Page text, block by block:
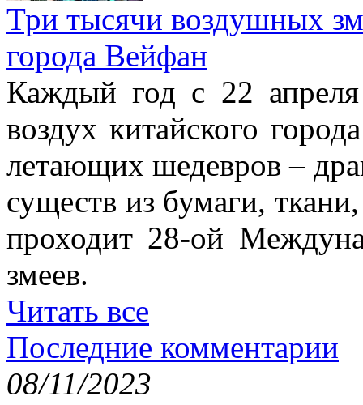
Три тысячи воздушных
города Вейфан
Каждый год с 22
воздух китайского
летающих шедевров –
существ из бумаги,
проходит 28-ой
змеев.
Читать все
Последние комментарии
08/11/2023